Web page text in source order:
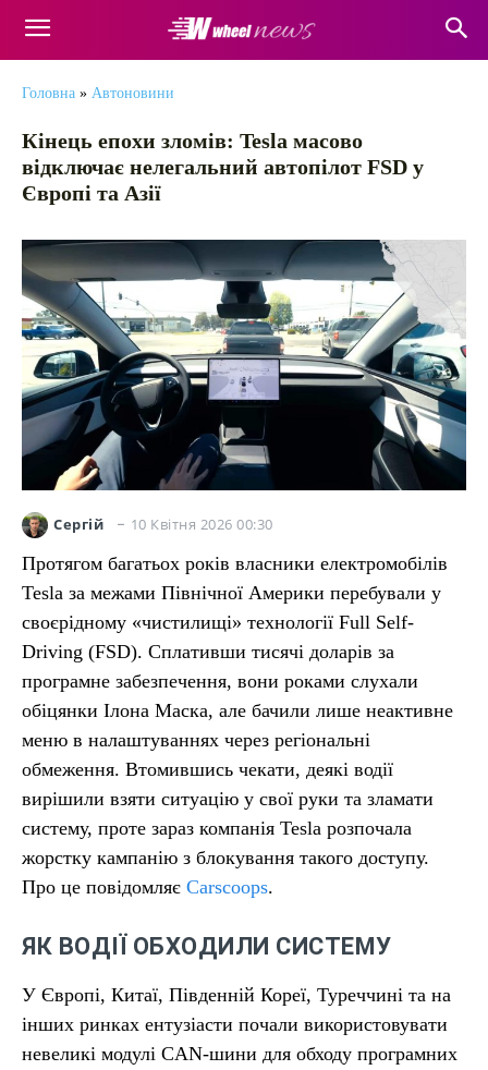
Головна » Автоновини
Кінець епохи зломів: Tesla масово
відключає нелегальний автопілот FSD у
Європі та Азії
Сергій 10 Квітня 2026 00:30
Протягом багатьох років власники електромобілів
Tesla за межами Північної Америки перебували у
своєрідному «чистилищі» технології Full Self-
Driving (FSD). Сплативши тисячі доларів за
програмне забезпечення, вони роками слухали
обіцянки Ілона Маска, але бачили лише неактивне
меню в налаштуваннях через регіональні
обмеження. Втомившись чекати, деякі водії
вирішили взяти ситуацію у свої руки та зламати
систему, проте зараз компанія Tesla розпочала
жорстку кампанію з блокування такого доступу.
Про це повідомляє Carscoops.
ЯК ВОДІЇ ОБХОДИЛИ СИСТЕМУ
У Європі, Китаї, Південній Кореї, Туреччині та на
інших ринках ентузіасти почали використовувати
невеликі модулі CAN-шини для обходу програмних